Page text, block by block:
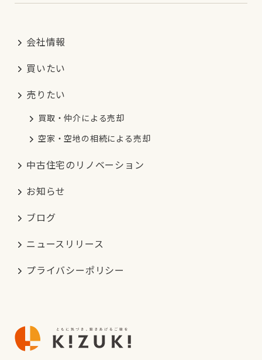
会社情報
買いたい
売りたい
買取・仲介による売却
空家・空地の相続による売却
中古住宅のリノベーション
お知らせ
ブログ
ニュースリリース
プライバシーポリシー